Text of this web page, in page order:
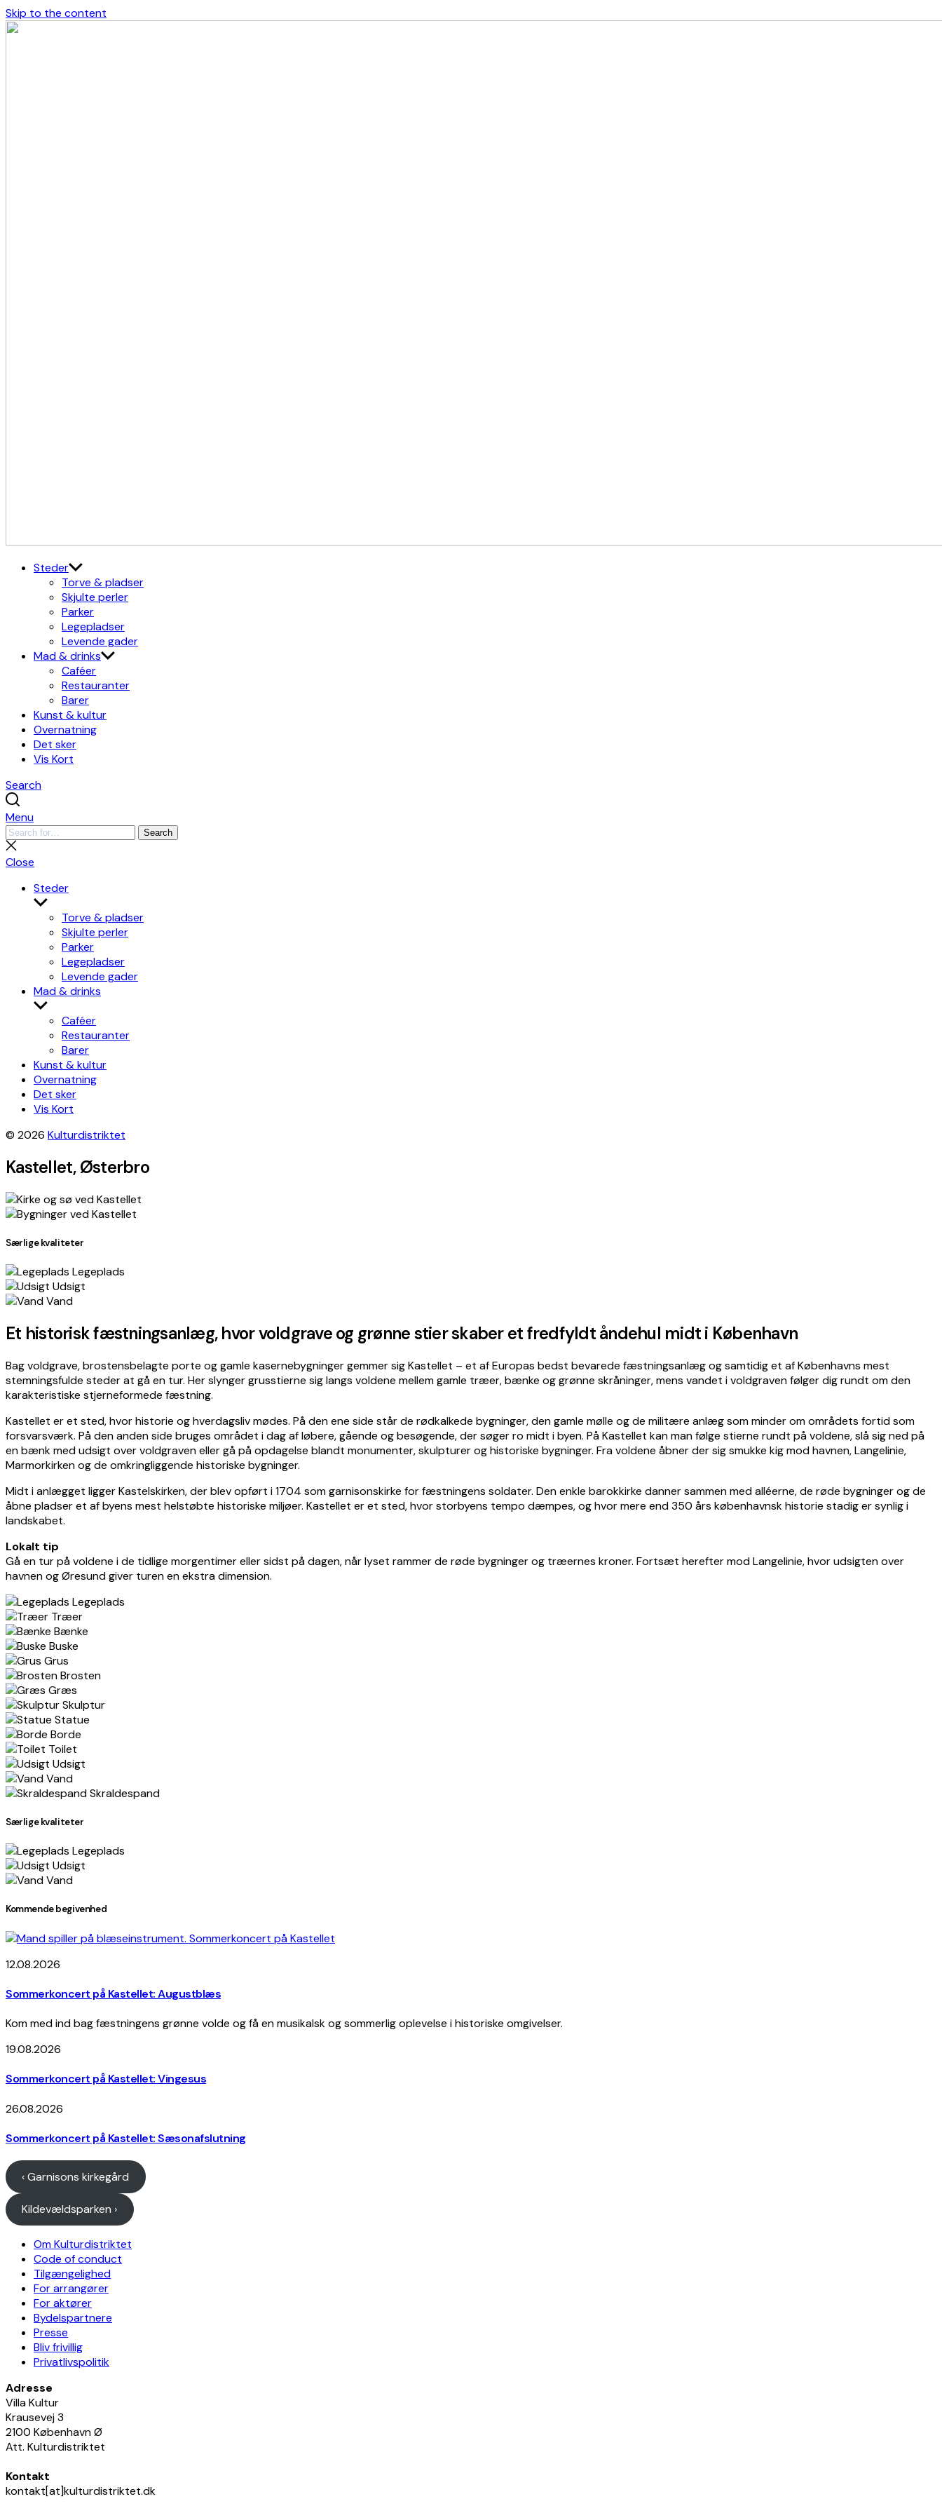
Skip to the content
Steder
Torve & pladser
Skjulte perler
Parker
Legepladser
Levende gader
Mad & drinks
Caféer
Restauranter
Barer
Kunst & kultur
Overnatning
Det sker
Vis Kort
Search
Menu
Search
for:
Search
Close
search
Close
Steder
Show
sub
menu
Torve & pladser
Skjulte perler
Parker
Legepladser
Levende gader
Mad & drinks
Show
sub
menu
Caféer
Restauranter
Barer
Kunst & kultur
Overnatning
Det sker
Vis Kort
© 2026 Kulturdistriktet
Kastellet, Østerbro
+
Særlige kvaliteter
Legeplads
Udsigt
Vand
Et historisk fæstningsanlæg, hvor voldgrave og grønne stier skaber et fredfyldt åndehul midt i København
Bag voldgrave, brostensbelagte porte og gamle kasernebygninger gemmer sig Kastellet – et af Europas bedst bevarede fæstningsanlæg og samtidig et af Københavns mest
stemningsfulde steder at gå en tur. Her slynger grusstierne sig langs voldene mellem gamle træer, bænke og grønne skråninger, mens vandet i voldgraven følger dig rundt om den
karakteristiske stjerneformede fæstning.
Kastellet er et sted, hvor historie og hverdagsliv mødes. På den ene side står de rødkalkede bygninger, den gamle mølle og de militære anlæg som minder om områdets fortid som
forsvarsværk. På den anden side bruges området i dag af løbere, gående og besøgende, der søger ro midt i byen. På Kastellet kan man følge stierne rundt på voldene, slå sig ned på
en bænk med udsigt over voldgraven eller gå på opdagelse blandt monumenter, skulpturer og historiske bygninger. Fra voldene åbner der sig smukke kig mod havnen, Langelinie,
Marmorkirken og de omkringliggende historiske bygninger.
Midt i anlægget ligger Kastelskirken, der blev opført i 1704 som garnisonskirke for fæstningens soldater. Den enkle barokkirke danner sammen med alléerne, de røde bygninger og de
åbne pladser et af byens mest helstøbte historiske miljøer. Kastellet er et sted, hvor storbyens tempo dæmpes, og hvor mere end 350 års københavnsk historie stadig er synlig i
landskabet.
Lokalt tip
Gå en tur på voldene i de tidlige morgentimer eller sidst på dagen, når lyset rammer de røde bygninger og træernes kroner. Fortsæt herefter mod Langelinie, hvor udsigten over
havnen og Øresund giver turen en ekstra dimension.
Legeplads
Træer
Bænke
Buske
Grus
Brosten
Græs
Skulptur
Statue
Borde
Toilet
Udsigt
Vand
Skraldespand
Særlige kvaliteter
Legeplads
Udsigt
Vand
Kommende begivenhed
12.08.2026
Sommerkoncert på Kastellet: Augustblæs
Kom med ind bag fæstningens grønne volde og få en musikalsk og sommerlig oplevelse i historiske omgivelser.
19.08.2026
Sommerkoncert på Kastellet: Vingesus
26.08.2026
Sommerkoncert på Kastellet: Sæsonafslutning
‹ Garnisons kirkegård
Kildevældsparken ›
Om Kulturdistriktet
Code of conduct
Tilgængelighed
For arrangører
For aktører
Bydelspartnere
Presse
Bliv frivillig
Privatlivspolitik
Adresse
Villa Kultur
Krausevej 3
2100 København Ø
Att. Kulturdistriktet
Kontakt
kontakt[at]kulturdistriktet.dk